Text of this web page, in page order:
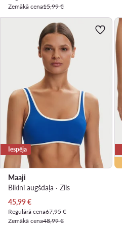
Zemākā cena15,99 €
Iespēja
Maaji
Bikini augšdaļa · Zils
Pašreizējā cena
45,99€
Regulārā cena67,95 €
Zemākā cena48,99 €